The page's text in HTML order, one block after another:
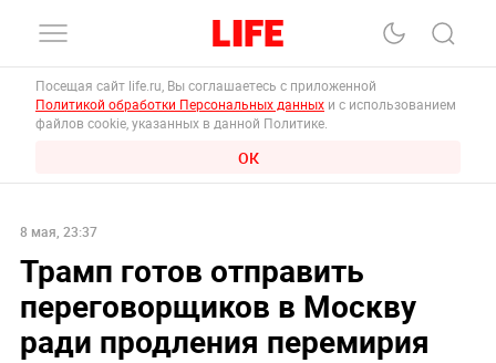
Посещая сайт life.ru, Вы соглашаетесь с приложенной
Политикой обработки Персональных данных и с использованием
файлов cookie, указанных в данной Политике.
ОК
8 мая, 23:37
Трамп готов отправить
переговорщиков в Москву
ради продления перемирия